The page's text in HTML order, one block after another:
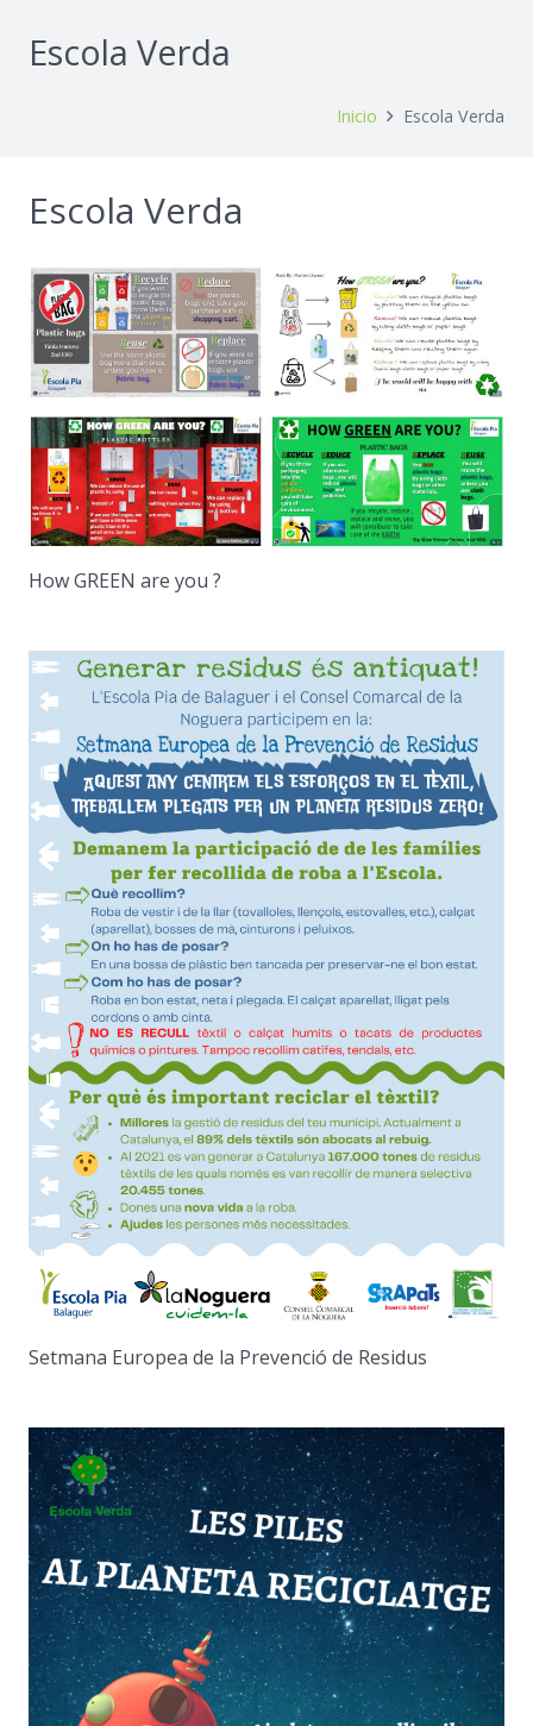
Escola Verda
Inicio Escola Verda
Escola Verda
How GREEN are you ?
Setmana Europea de la Prevenció de Residus